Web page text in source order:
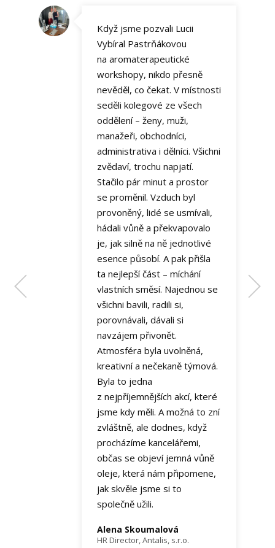
Když jsme pozvali Lucii
Vybíral Pastrňákovou
na aromaterapeutické
workshopy, nikdo přesně
nevěděl, co čekat. V místnosti
seděli kolegové ze všech
oddělení – ženy, muži,
manažeři, obchodníci,
administrativa i dělníci. Všichni
zvědaví, trochu napjatí.
Stačilo pár minut a prostor
se proměnil. Vzduch byl
provoněný, lidé se usmívali,
hádali vůně a překvapovalo
je, jak silně na ně jednotlivé
esence působí. A pak přišla
ta nejlepší část – míchání
vlastních směsí. Najednou se
všichni bavili, radili si,
porovnávali, dávali si
navzájem přivonět.
Atmosféra byla uvolněná,
kreativní a nečekaně týmová.
Byla to jedna
z nejpříjemnějších akcí, které
jsme kdy měli. A možná to zní
zvláštně, ale dodnes, když
procházíme kancelářemi,
občas se objeví jemná vůně
oleje, která nám připomene,
jak skvěle jsme si to
společně užili.
Alena Skoumalová
HR Director, Antalis, s.r.o.
Ing, Daniel Barták, MBA
ředitel ZŠ Mukařov